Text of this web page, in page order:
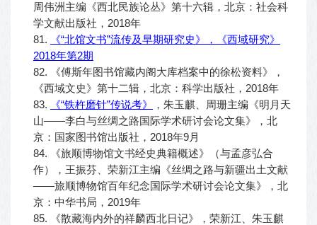
周伟洲主编《西北民族论丛》第十六辑，北京：社会科
学文献出版社，2018年
81.
《“北馆文书”流传及早期研究史》，《西域研究》
2018年第2期
82. 《傅斯年图书馆藏内阁大库档案中的徐松资料》，
《西域文史》第十二辑，北京：科学出版社，2018年
83.
《“铁杵磨针”传说考》
，朱玉麒、周珊主编《明月天
山——李白与丝绸之路国际学术研讨会论文集》，北
京：国家图书馆出版社，2018年9月
84. 《旅顺博物馆文书经史典籍概述》（与孟彦弘合
作），王振芬、荣新江主编《丝绸之路与新疆出土文献
——旅顺博物馆百年纪念国际学术研讨会论文集》，北
京：中华书局，2019年
85. 《散藏海内外的祥麟西北日记》，荣新江、朱玉麒